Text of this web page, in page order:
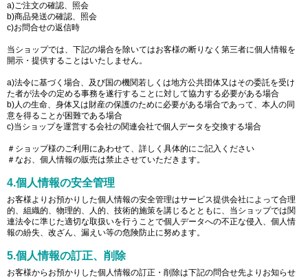
a)ご注文の確認、照会
b)商品発送の確認、照会
c)お問合せの返信時
当ショップでは、下記の場合を除いてはお客様の断りなく第三者に個人情報を
開示・提供することはいたしません。
a)法令に基づく場合、及び国の機関若しくは地方公共団体又はその委託を受け
た者が法令の定める事務を遂行することに対して協力する必要がある場合
b)人の生命、身体又は財産の保護のために必要がある場合であって、本人の同
意を得ることが困難である場合
c)当ショップを運営する会社の関連会社で個人データを交換する場合
＃ショップ様のご利用にあわせて、詳しく具体的にご記入ください
＃なお、個人情報の販売は禁止させていただきます。
4.個人情報の安全管理
お客様よりお預かりした個人情報の安全管理はサービス提供会社によって合理
的、組織的、物理的、人的、技術的施策を講じるとともに、当ショップでは関
連法令に準じた適切な取扱いを行うことで個人データへの不正な侵入、個人情
報の紛失、改ざん、漏えい等の危険防止に努めます。
5.個人情報の訂正、削除
お客様からお預かりした個人情報の訂正・削除は下記の問合せ先よりお知らせ